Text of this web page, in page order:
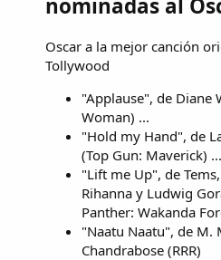
nominadas al
Oscar a la mejor canción
Tollywood
"Applause", de Diane
Woman) ...
"Hold my Hand", de
(Top Gun: Maverick) ...
"Lift me Up", de
Rihanna y Ludwig
Panther: Wakanda
"Naatu Naatu", de M.
Chandrabose (RRR)